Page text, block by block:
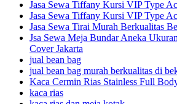
Jasa Sewa Tiffany Kursi VIP Type
Jasa Sewa Tiffany Kursi VIP Type
Jasa Sewa Tirai Murah Berkualitas
Jsa Sewa Meja Bundar Aneka
Cover Jakarta
jual bean bag
jual bean bag murah berkualitas di
Kaca Cermin Rias Stainless Full
kaca rias